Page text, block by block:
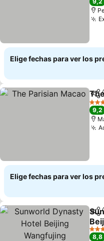
Elige fechas para ver los
5
9,2
Elige fechas para ver los
5
8,8